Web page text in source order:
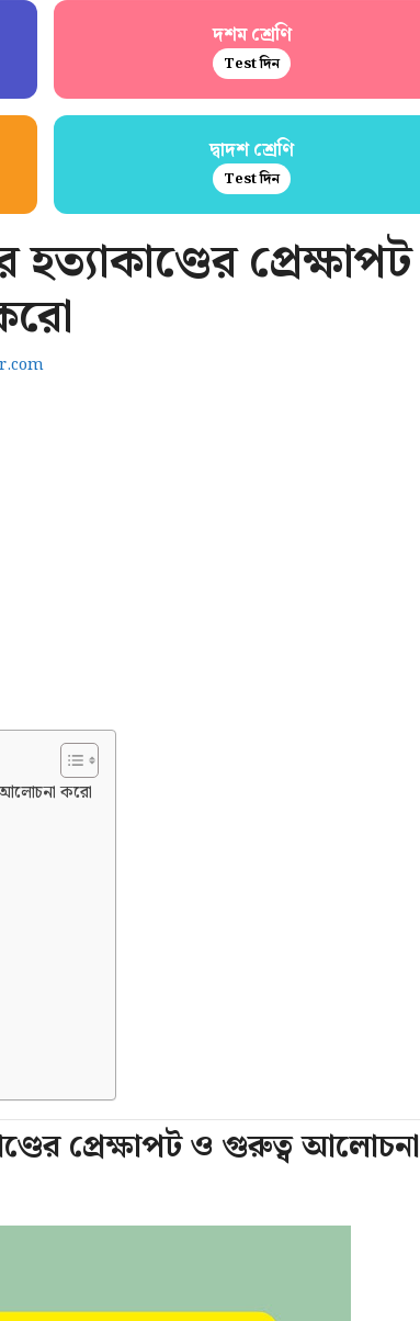
দশম শ্রেণি
Test দিন
দ্বাদশ শ্রেণি
Test দিন
প্রেক্ষাপট
আলোচনা করো
প্রেক্ষাপট ও গুরুত্ব আলোচনা